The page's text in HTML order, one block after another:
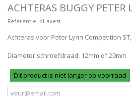
ACHTERAS BUGGY PETER
Referentie: pl_axest
Achteras voor Peter Lynn Competition
Diameter schroefdraad: 12mm of 20mm
Dit product is niet langer op voorraad